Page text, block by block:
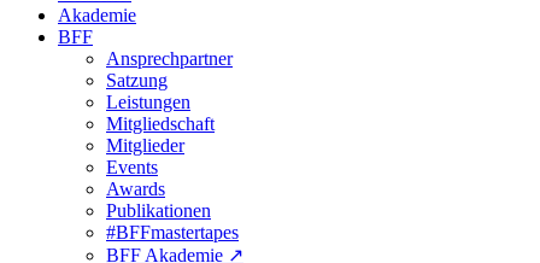
Akademie
BFF
Ansprechpartner
Satzung
Leistungen
Mitgliedschaft
Mitglieder
Events
Awards
Publikationen
#BFFmastertapes
BFF Akademie ↗︎